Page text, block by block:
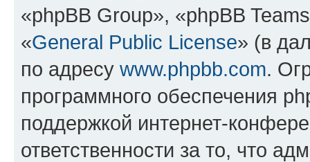
«phpBB Group», «phpBB
«General Public License» (в
по адресу www.phpbb.com.
программного обеспечения
поддержкой интернет-
ответственности за то, что